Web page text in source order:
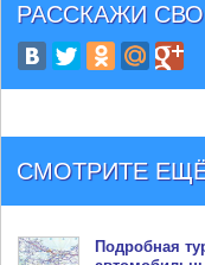
РАССКАЖИ
СМОТРИТЕ
Подробная